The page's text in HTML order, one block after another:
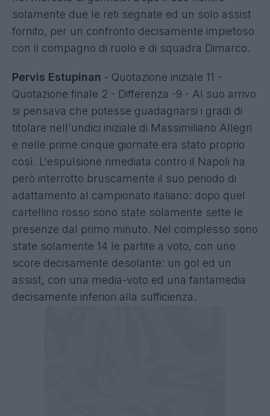
solamente due le reti segnate ed un solo assist
fornito, per un confronto decisamente impietoso
con il compagno di ruolo e di squadra Dimarco.
Pervis Estupinan - Quotazione iniziale 11 -
Quotazione finale 2 - Differenza -9 - Al suo arrivo
si pensava che potesse guadagnarsi i gradi di
titolare nell'undici iniziale di Massimiliano Allegri
e nelle prime cinque giornate era stato proprio
così. L'espulsione rimediata contro il Napoli ha
però interrotto bruscamente il suo periodo di
adattamento al campionato italiano: dopo quel
cartellino rosso sono state solamente sette le
presenze dal primo minuto. Nel complesso sono
state solamente 14 le partite a voto, con uno
score decisamente desolante: un gol ed un
assist, con una media-voto ed una fantamedia
decisamente inferiori alla sufficienza.